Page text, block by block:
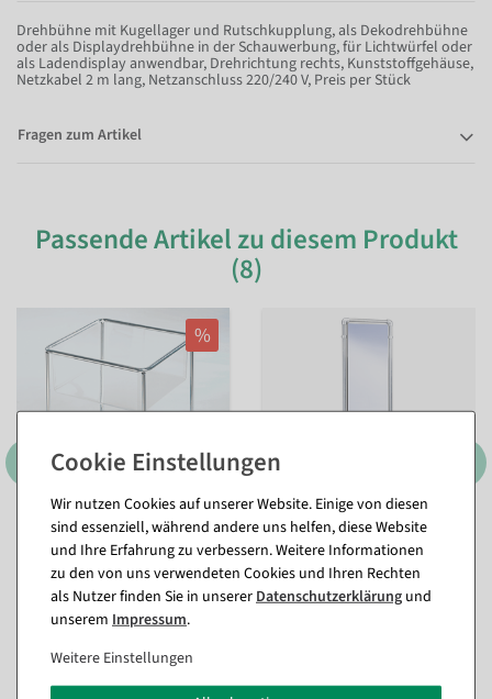
Drehbühne mit Kugellager und Rutschkupplung, als Dekodrehbühne
oder als Displaydrehbühne in der Schauwerbung, für Lichtwürfel oder
als Ladendisplay anwendbar, Drehrichtung rechts, Kunststoffgehäuse,
Netzkabel 2 m lang, Netzanschluss 220/240 V, Preis per Stück
Fragen zum Artikel
Passende Artikel zu diesem Produkt
(8)
%
Verkaufsschütte
Sofort versandfähig.
308,21 €
179,00 EUR zzgl. ges. MwSt.
Konfektionsspiegel
FACTORY 180 cm hoch
Sofort versandfähig.
Wir nutzen Cookies auf unserer Website. Einige von diesen
sind essenziell, während andere uns helfen, diese Website
und Ihre Erfahrung zu verbessern. Weitere Informationen
zu den von uns verwendeten Cookies und Ihren Rechten
als Nutzer finden Sie in unsererDaten­schutz­erklärung und
unserem Impressum.
Weitere Einstellungen